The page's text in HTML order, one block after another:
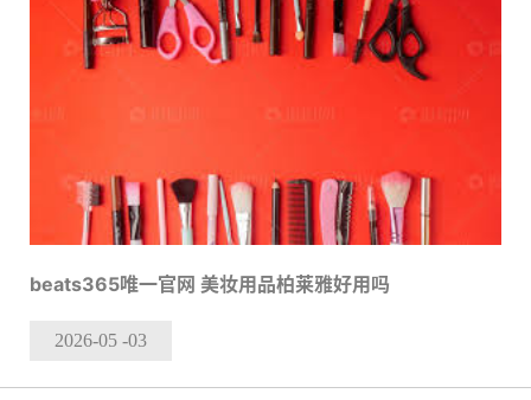
beats365唯一官网 美妆用品柏莱雅好用吗
2026-05 -03